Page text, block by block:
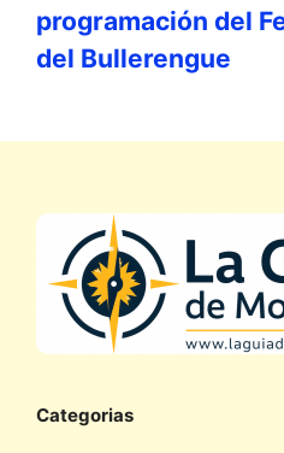
programación del
del Bullerengue
Categorias